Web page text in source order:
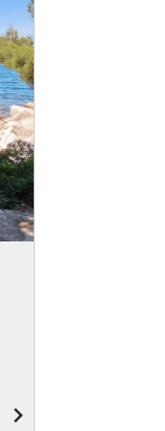
navigate_next